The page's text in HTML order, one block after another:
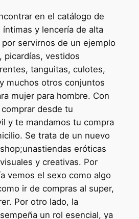
en el catálogo de
y lencería de alta
servirnos de un ejemplo
picardías, vestidos
tanguitas, culotes,
muchos otros conjuntos
mujer para hombre. Con
desde tu
y te mandamos tu compra
Se trata de un nuevo
eróticas
y creativas. Por
vemos el sexo como algo
ir de compras al super,
Por otro lado, la
un rol esencial, ya